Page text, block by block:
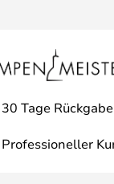
30 Tage
Professioneller